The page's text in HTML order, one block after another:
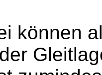
können